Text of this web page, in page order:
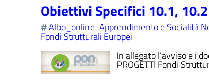
Obiettivi Specifici 10.1,
Albo_online,Apprendimento e Socialità
Fondi Strutturali Europei
In allegato l’avviso e i
PROGETTI Fondi